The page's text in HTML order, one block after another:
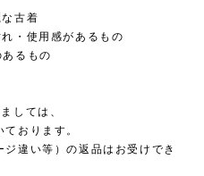
古着
・使用感があるもの
るもの
しては、
おります。
違い等）の返品はお受けでき